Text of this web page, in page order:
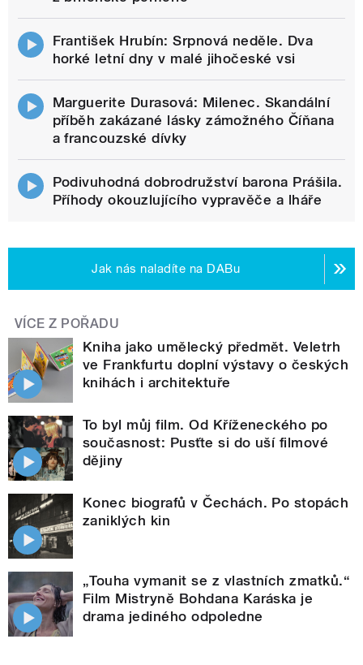
František Hrubín: Srpnová neděle. Dva
horké letní dny v malé jihočeské vsi
Marguerite Durasová: Milenec. Skandální
příběh zakázané lásky zámožného Číňana
a francouzské dívky
Podivuhodná dobrodružství barona Prášila.
Příhody okouzlujícího vypravěče a lháře
Jak nás naladíte na DABu
VÍCE Z POŘADU
Kniha jako umělecký předmět. Veletrh
ve Frankfurtu doplní výstavy o českých
knihách i architektuře
To byl můj film. Od Kříženeckého po
současnost: Pusťte si do uší filmové
dějiny
Konec biografů v Čechách. Po stopách
zaniklých kin
„Touha vymanit se z vlastních zmatků.“
Film Mistryně Bohdana Karáska je
drama jediného odpoledne